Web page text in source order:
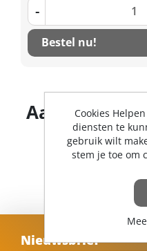
-
Bestel nu!
Aantal
Nieuwsbrief
Cookies
diensten te
gebruik wilt
stem je toe om